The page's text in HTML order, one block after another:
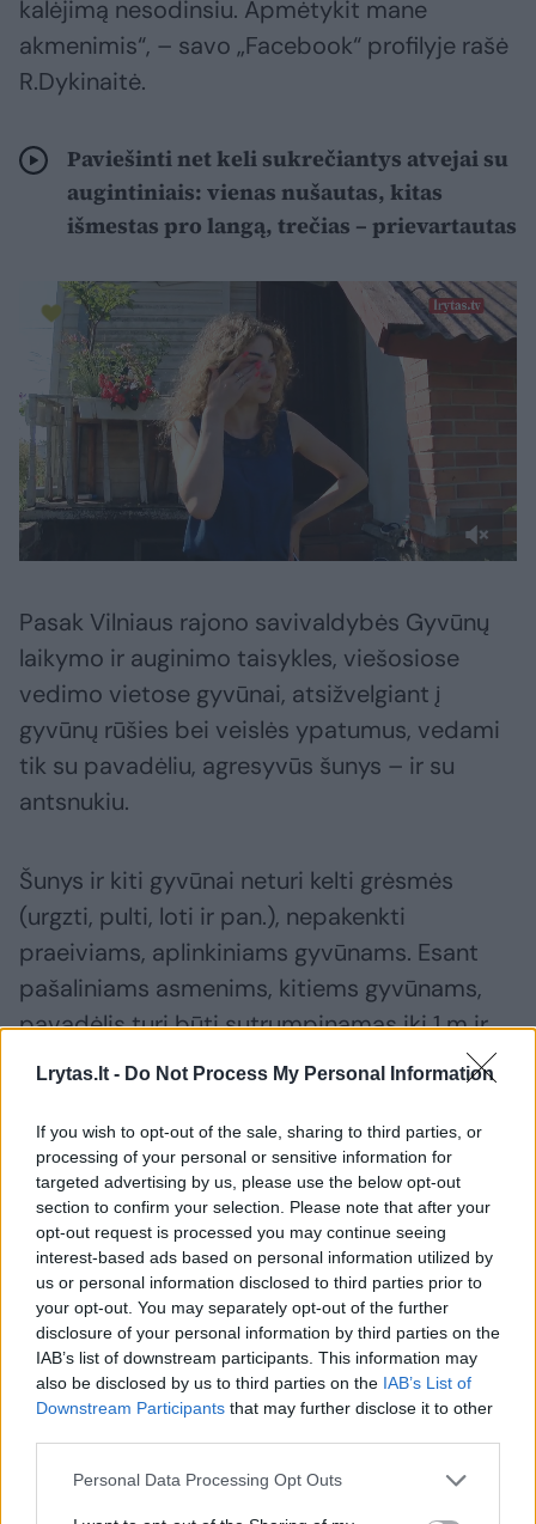
Lrytas.lt - Do Not Process My Personal Information
If you wish to opt-out of the sale, sharing to third parties, or
processing of your personal or sensitive information for
targeted advertising by us, please use the below opt-out
section to confirm your selection. Please note that after your
opt-out request is processed you may continue seeing
interest-based ads based on personal information utilized by
us or personal information disclosed to third parties prior to
your opt-out. You may separately opt-out of the further
disclosure of your personal information by third parties on the
IAB’s list of downstream participants. This information may
also be disclosed by us to third parties on the IAB’s List of
Downstream Participants that may further disclose it to other
Personal Data Processing Opt Outs
kalėjimą nesodinsiu. Apmėtykit mane
akmenimis“, – savo „Facebook“ profilyje rašė
R.Dykinaitė.
Paviešinti net keli sukrečiantys atvejai su
augintiniais: vienas nušautas, kitas
išmestas pro langą, trečias – prievartautas
Pasak Vilniaus rajono savivaldybės Gyvūnų
laikymo ir auginimo taisykles, viešosiose
vedimo vietose gyvūnai, atsižvelgiant į
gyvūnų rūšies bei veislės ypatumus, vedami
tik su pavadėliu, agresyvūs šunys – ir su
antsnukiu.
Šunys ir kiti gyvūnai neturi kelti grėsmės
(urgzti, pulti, loti ir pan.), nepakenkti
praeiviams, aplinkiniams gyvūnams. Esant
pašaliniams asmenims, kitiems gyvūnams,
pavadėlis turi būti sutrumpinamas iki 1 m ir
šunys vedami prie vedančiojo kojos. Šunys
stovėjimo stotelėse, prie parduotuvių,
turguje, lifte ir pan.) turi būti su antsnukiais.
Kadangi R.Dykinaitė nepanoro atsakyti į
klausimus, sužinoti, ar pareigūnė žino
taisykles ir kodėl jų nesilaikė – nepavyko. Taip
pat pareigūnė nenorėjo vertinti ir kalbėti, iš
kur galėjo atsirasti tokios gilios žaizdos ir
sunkūs sužalojimai.